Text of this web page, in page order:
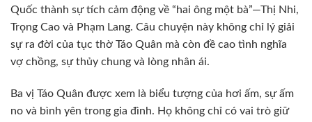
Quốc thành sự tích cảm động về “hai ông một bà”—Thị Nhi,
Trọng Cao và Phạm Lang. Câu chuyện này không chỉ lý giải
sự ra đời của tục thờ Táo Quân mà còn đề cao tình nghĩa
vợ chồng, sự thủy chung và lòng nhân ái.
Ba vị Táo Quân được xem là biểu tượng của hơi ấm, sự ấm
no và bình yên trong gia đình. Họ không chỉ có vai trò giữ